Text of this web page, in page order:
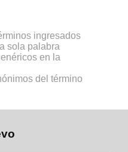
ingresados
sola palabra
en la
del término